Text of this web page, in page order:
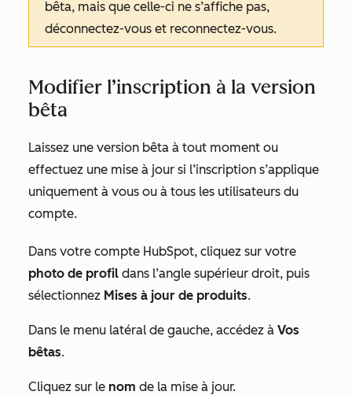
bêta, mais que celle-ci ne s’affiche pas,
déconnectez-vous et reconnectez-vous.
Modifier l’inscription à la version
bêta
Laissez une version bêta à tout moment ou
effectuez une mise à jour si l’inscription s’applique
uniquement à vous ou à tous les utilisateurs du
compte.
Dans votre compte HubSpot, cliquez sur votre
photo de profil dans l’angle supérieur droit, puis
sélectionnez Mises à jour de produits.
Dans le menu latéral de gauche, accédez à Vos
bêtas.
Cliquez sur le nom de la mise à jour.